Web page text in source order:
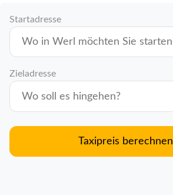
Startadresse
Zieladresse
Taxipreis berechnen